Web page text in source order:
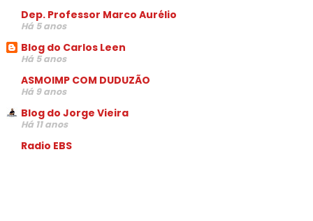
Dep. Professor Marco Aurélio
Há 5 anos
Blog do Carlos Leen
Há 5 anos
ASMOIMP COM DUDUZÃO
Há 9 anos
Blog do Jorge Vieira
Há 11 anos
Radio EBS